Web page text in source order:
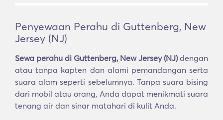
Penyewaan Perahu di Guttenberg, New
Jersey (NJ)
Sewa perahu di Guttenberg, New Jersey (NJ)dengan
atau tanpa kapten dan alami pemandangan serta
suara alam seperti sebelumnya. Tanpa suara bising
dari mobil atau orang, Anda dapat menikmati suara
tenang air dan sinar matahari di kulit Anda.